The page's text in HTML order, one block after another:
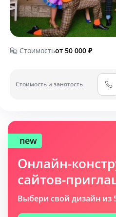
Стоимостьот 50 000 ₽
Cтоимость и занятость
new
Онлайн-
сайтов-
Выбери свой дизайн из